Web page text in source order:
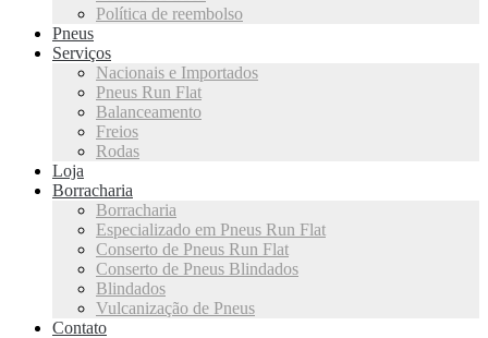
Política de reembolso
Pneus
Serviços
Nacionais e Importados
Pneus Run Flat
Balanceamento
Freios
Rodas
Loja
Borracharia
Borracharia
Especializado em Pneus Run Flat
Conserto de Pneus Run Flat
Conserto de Pneus Blindados
Blindados
Vulcanização de Pneus
Contato